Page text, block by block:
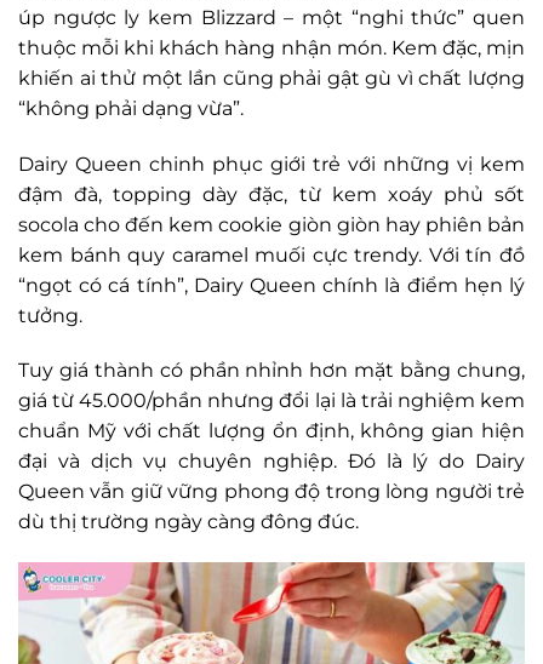
úp ngược ly kem Blizzard – một “nghi thức” quen
thuộc mỗi khi khách hàng nhận món. Kem đặc, mịn
khiến ai thử một lần cũng phải gật gù vì chất lượng
“không phải dạng vừa”.
Dairy Queen chinh phục giới trẻ với những vị kem
đậm đà, topping dày đặc, từ kem xoáy phủ sốt
socola cho đến kem cookie giòn giòn hay phiên bản
kem bánh quy caramel muối cực trendy. Với tín đồ
“ngọt có cá tính”, Dairy Queen chính là điểm hẹn lý
tưởng.
Tuy giá thành có phần nhỉnh hơn mặt bằng chung,
giá từ 45.000/phần nhưng đổi lại là trải nghiệm kem
chuẩn Mỹ với chất lượng ổn định, không gian hiện
đại và dịch vụ chuyên nghiệp. Đó là lý do Dairy
Queen vẫn giữ vững phong độ trong lòng người trẻ
dù thị trường ngày càng đông đúc.